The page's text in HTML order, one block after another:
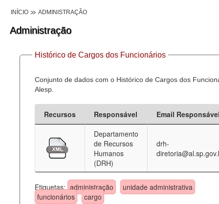
Dados Abertos Alesp
Lei de Acesso à Informação
Dados Governamentais Abertos
Planejamento
Catálogo de dados
Processo Legislativo
Administração
Legislação
Agenda
INÍCIO ADMINISTRAÇÃO
Administração
Histórico de Cargos dos Funcionários
Conjunto de dados com o Histórico de Cargos dos
Alesp.
Recursos Responsável
Email
Departamento
de Recursos
Humanos
(DRH)
drh-
Etiquetas: administração
unidade administrativa
funcionários
cargo